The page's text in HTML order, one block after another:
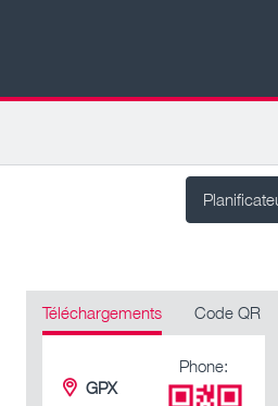
Téléchargements Code QR
GPX
Phone: